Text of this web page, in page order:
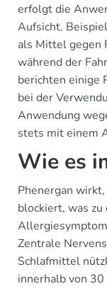
erfolgt die
Aufsicht.
als Mittel gegen
während der
berichten einige
bei der
Anwendung
stets mit einem
Wie es
Phenergan
blockiert, was
Zentrale
Schlafmittel
innerhalb von